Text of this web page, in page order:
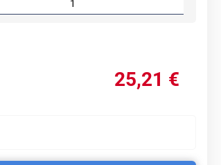
25,21 €